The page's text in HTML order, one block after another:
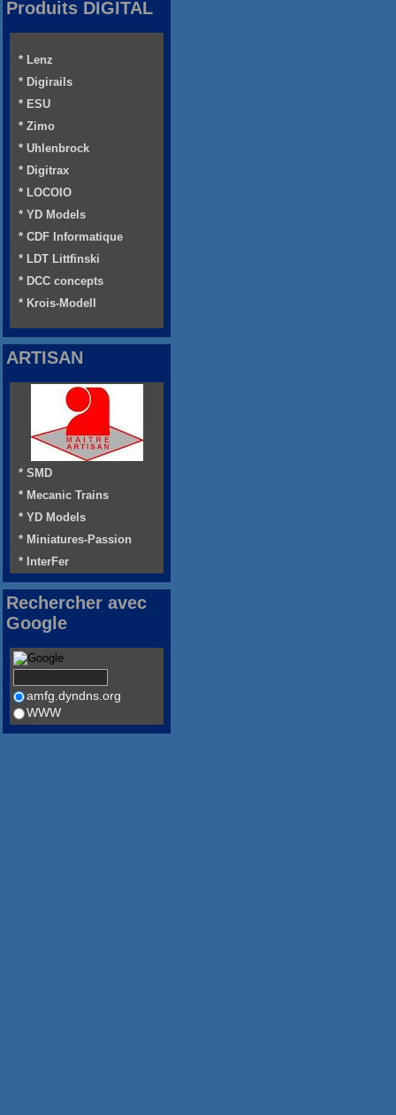
Produits DIGITAL
* Lenz
* Digirails
* ESU
* Zimo
* Uhlenbrock
* Digitrax
* LOCOIO
* YD Models
* CDF Informatique
* LDT Littfinski
* DCC concepts
* Krois-Modell
ARTISAN
* SMD
* Mecanic Trains
* YD Models
* Miniatures-Passion
* InterFer
Rechercher avec
Google
amfg.dyndns.org
WWW